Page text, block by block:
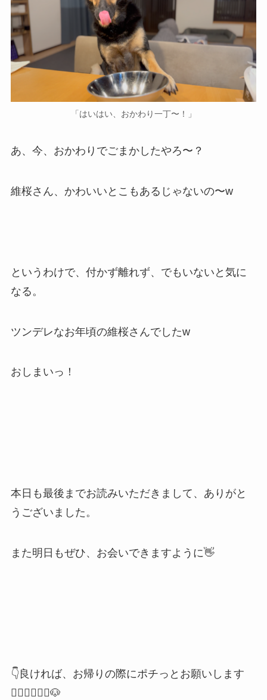
「はいはい、おかわり一丁〜！」
あ、今、おかわりでごまかしたやろ〜？
維桜さん、かわいいとこもあるじゃないの〜w
というわけで、付かず離れず、でもいないと気に
なる。
ツンデレなお年頃の維桜さんでしたw
おしまいっ！
本日も最後までお読みいただきまして、ありがと
うございました。
また明日もぜひ、お会いできますように👋
👇良ければ、お帰りの際にポチっとお願いします
🙇🏻‍♂️🙇🏻‍♀️🐶